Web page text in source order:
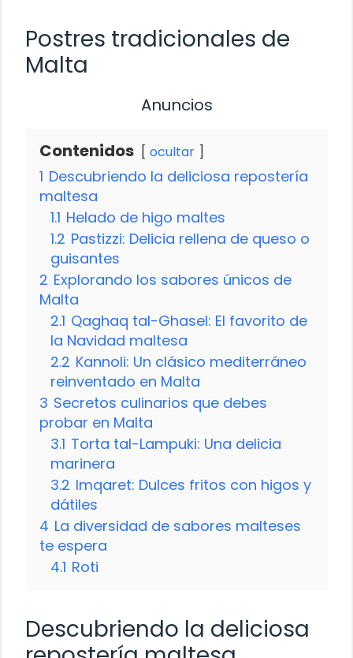
Postres tradicionales de
Malta
Anuncios
Contenidos ocultar
1 Descubriendo la deliciosa repostería
maltesa
1.1 Helado de higo maltes
1.2 Pastizzi: Delicia rellena de queso o
guisantes
2 Explorando los sabores únicos de
Malta
2.1 Qaghaq tal-Ghasel: El favorito de
la Navidad maltesa
2.2 Kannoli: Un clásico mediterráneo
reinventado en Malta
3 Secretos culinarios que debes
probar en Malta
3.1 Torta tal-Lampuki: Una delicia
marinera
3.2 Imqaret: Dulces fritos con higos y
dátiles
4 La diversidad de sabores malteses
te espera
4.1 Roti
Descubriendo la deliciosa